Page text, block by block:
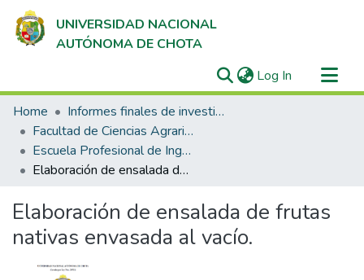
UNIVERSIDAD NACIONAL
AUTÓNOMA DE CHOTA
Log In (current)
Communities & Collections
All of DSpace
Statistics
Home
Informes finales de investigación
Facultad de Ciencias Agrarias
Escuela Profesional de Ingeniería Agroindustrial
Elaboración de ensalada de frutas nativas envasada al vacío.
Elaboración de ensalada de frutas
nativas envasada al vacío.